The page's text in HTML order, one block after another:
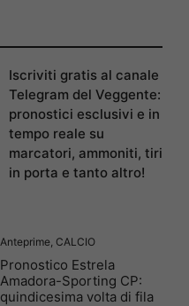
Iscriviti gratis al canale
Telegram del Veggente:
pronostici esclusivi e in
tempo reale su
marcatori, ammoniti, tiri
in porta e tanto altro!
Anteprime CALCIO
Pronostico Estrela
Amadora-Sporting CP:
quindicesima volta di fila